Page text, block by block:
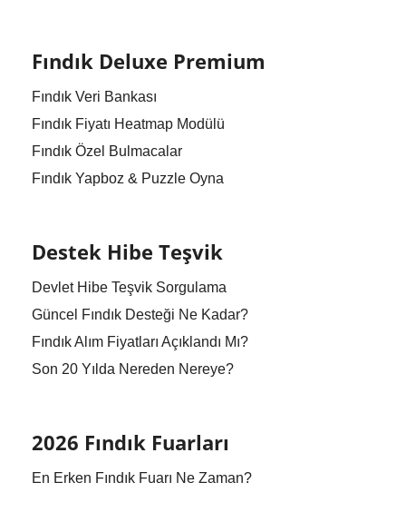
Fındık Deluxe Premium
Fındık Veri Bankası
Fındık Fiyatı Heatmap Modülü
Fındık Özel Bulmacalar
Fındık Yapboz & Puzzle Oyna
Destek Hibe Teşvik
Devlet Hibe Teşvik Sorgulama
Güncel Fındık Desteği Ne Kadar?
Fındık Alım Fiyatları Açıklandı Mı?
Son 20 Yılda Nereden Nereye?
2026 Fındık Fuarları
En Erken Fındık Fuarı Ne Zaman?